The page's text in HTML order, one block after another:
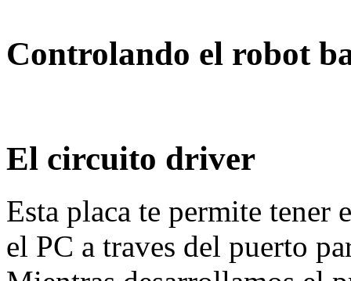
Controlando el robot
El circuito driver
Esta placa te permite tener
el PC a traves del puerto